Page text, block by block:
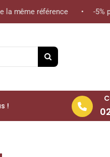
référence • -5% pour 12
!